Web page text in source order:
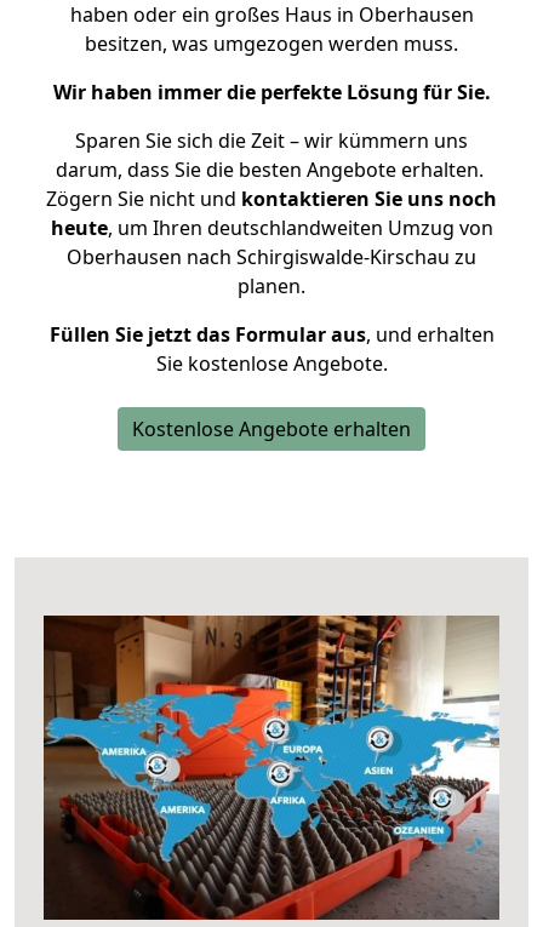
haben oder ein großes Haus in Oberhausen
besitzen, was umgezogen werden muss.
Wir haben immer die perfekte Lösung für Sie.
Sparen Sie sich die Zeit – wir kümmern uns
darum, dass Sie die besten Angebote erhalten.
Zögern Sie nicht und kontaktieren Sie uns noch
heute, um Ihren deutschlandweiten Umzug von
Oberhausen nach Schirgiswalde-Kirschau zu
planen.
Füllen Sie jetzt das Formular aus, und erhalten
Sie kostenlose Angebote.
Kostenlose Angebote erhalten